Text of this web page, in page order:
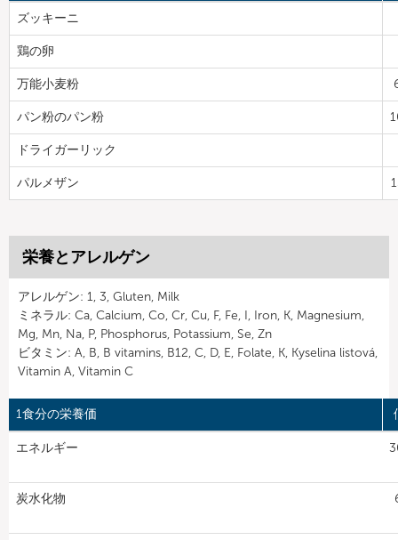
ズッキーニ
鶏の卵
万能小麦粉
パン粉のパン粉
ドライガーリック
パルメザン
栄養とアレルゲン
アレルゲン: 1, 3, Gluten, Milk
ミネラル: Ca, Calcium, Co, Cr, Cu, F, Fe, I, Iron, K, Magnesium,
Mg, Mn, Na, P, Phosphorus, Potassium, Se, Zn
ビタミン: A, B, B vitamins, B12, C, D, E, Folate, K, Kyselina listová,
Vitamin A, Vitamin C
1食分の栄養価
エネルギー
炭水化物